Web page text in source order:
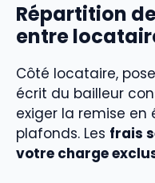
Répartition
entre
Côté locataire,
écrit du bailleur
exiger la remise
plafonds. Les frais
votre charge